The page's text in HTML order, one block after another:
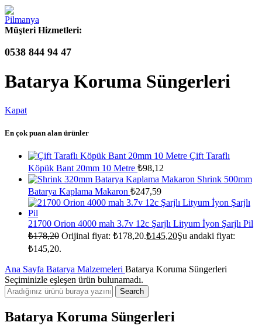
Müşteri Hizmetleri:
0538 844 94 47
Batarya Koruma Süngerleri
Kapat
En çok puan alan ürünler
Çift Taraflı
Köpük Bant 20mm 10 Metre ₺98,12
Shrink 500mm
Batarya Kaplama Makaron ₺247,59
21700 Orion 4000 mah 3.7v 12c Şarjlı Lityum İyon Şarjlı Pil
₺178,20 Orijinal fiyat: ₺178,20.₺145,20Şu andaki fiyat:
₺145,20.
Ana Sayfa Batarya Malzemeleri Batarya Koruma Süngerleri
Seçiminizle eşleşen ürün bulunamadı.
Search
Batarya Koruma Süngerleri